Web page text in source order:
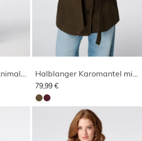
Midi Satinsrock mit Animalprint Halblanger Karomantel mit Stehkragen
79,99 €